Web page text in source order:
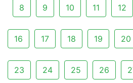
8 9 10 11 12
16 17 18 19 20
23 24 25 26